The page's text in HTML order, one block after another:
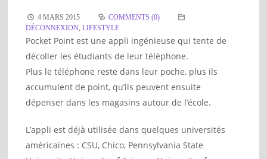
4 MARS 2015
COMMENTS (0)
DÉCONNEXION ,LIFESTYLE
Pocket Point est une appli ingénieuse qui tente de
décoller les étudiants de leur téléphone.
Plus le téléphone reste dans leur poche, plus ils
accumulent de point, qu’ils peuvent ensuite
dépenser dans les magasins autour de l’école.
L’appli est déjà utilisée dans quelques universités
américaines : CSU, Chico, Pennsylvania State